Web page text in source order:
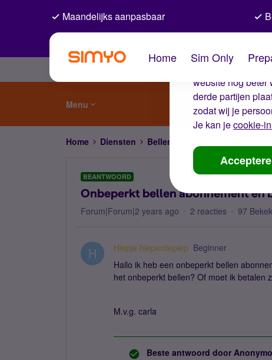
De
Wij gebruiken
website nog beter
derde partijen
zodat wij je
Je kan jecookie-
Maandelijks aanpasbaar
Home Sim Only
Menu
Home Diensten Bellen, sms'en, netwerk en
BEANTWOORD
Onbeperkt bellen abonnement en
Forum|Forum|2 years ago 2 reacties 97
H Hiepje hieperdepiep Beginner
Hallo ik heb een onbeperkt bellen
het onbeperkt bellen? Of moet ik betalen
M.v.g. carla
Beste antwoord door